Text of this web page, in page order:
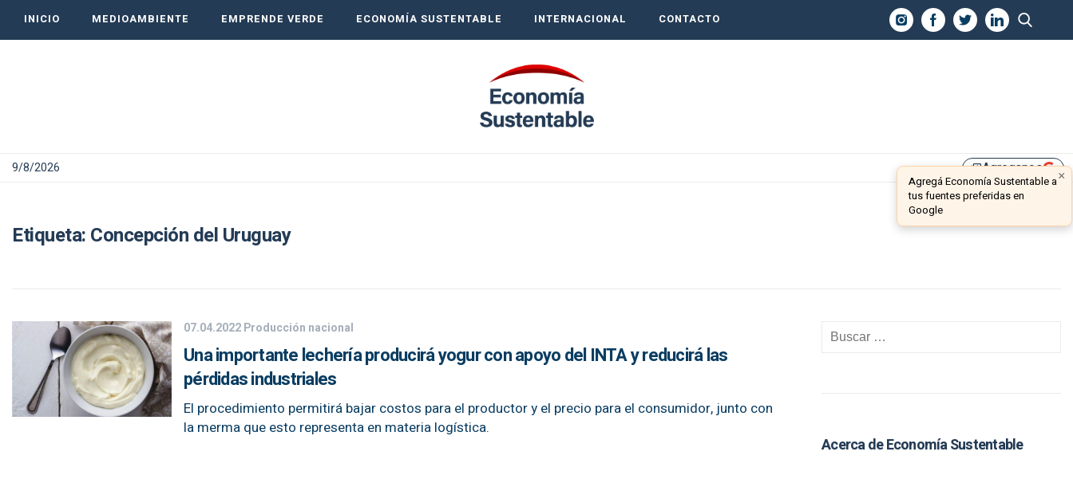
INICIO MEDIOAMBIENTE EMPRENDE VERDE ECONOMÍA SUSTENTABLE INTERNACIONAL CONTACTO
9/8/2026 library_addAgreganos ×
Agregá Economía Sustentable a
tus fuentes preferidas en
Google
Etiqueta: Concepción del Uruguay
07.04.2022Producción nacional
Una importante lechería producirá yogur con apoyo del INTA y reducirá las
pérdidas industriales
El procedimiento permitirá bajar costos para el productor y el precio para el consumidor, junto con
la merma que esto representa en materia logística.
Acerca de Economía Sustentable